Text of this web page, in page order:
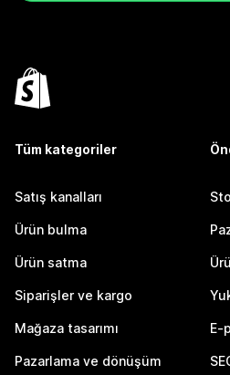
Tüm kategoriler
Satış kanalları
Ürün bulma
Ürün satma
Siparişler ve kargo
Mağaza tasarımı
Pazarlama ve dönüşüm
E-